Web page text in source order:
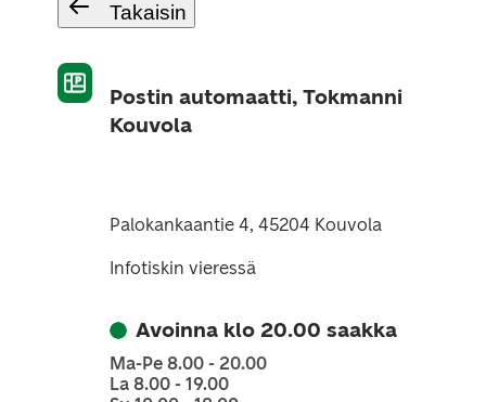
Takaisin
Postin automaatti, Tokmanni
Kouvola
Palokankaantie 4, 45204 Kouvola
Infotiskin vieressä
Avoinna klo 20.00 saakka
Ma-Pe 8.00 - 20.00
La 8.00 - 19.00